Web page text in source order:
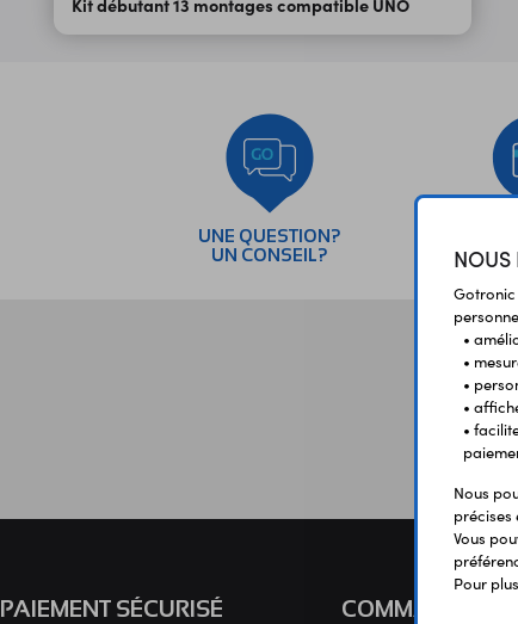
Kit débutant 13 montages compatible UNO
UNE QUESTION?
UN CONSEIL?
COMMANDE
PAIEMENT SÉCURISÉ
NOUS
Gotronic
•
•
•
•
•
Nous
Vous
Pour